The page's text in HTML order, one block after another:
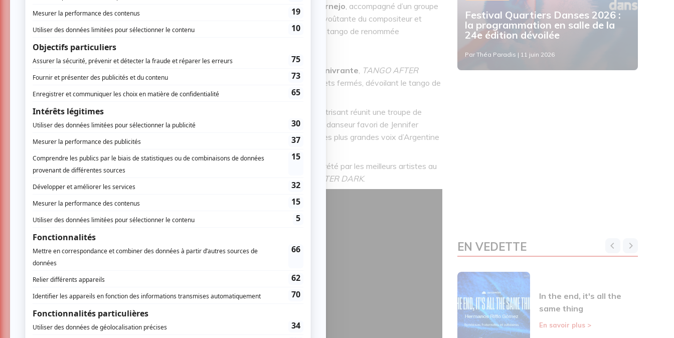
German Cornejo , accompagné d’un groupe
de neuf danseurs de tango de calibre mondial, s’unissent à la musique envoûtante du compositeur et
bandonéoniste légendaireAstor Piazzolla
, interprétée par un ensemble tango de renommée
internationale dans un spectacle spectaculaire en direct.
musique enivrante TANGO AFTER
DARK a conquis les publics londoniens avec des représentations à guichets fermés, dévoilant le tango de
Buenos Aires dans sa forme la plus pure.
À la fois sensuel et d’une élégance irrésistible, ce spectacle intime et électrisant réunit une troupe de
danseurs primés menés par le « Roi du Tango » (The Mail on Sunday) - le danseur favori de Jennifer
Lopez -
German Cornejo
, ainsi qu’une des plus grandes voix d’Argentine
✨ Ne manquez pas l’occasion d’admirer le véritable tango argentin interprété par les meilleurs artistes au
TANGO AFTER DARK.
Festival Quartiers Danses 2026 :
la programmation en salle de la
24e édition dévoilée
Par Théa Paradis | 11 juin 2026
EN VEDETTE
In the end, it's all the
same thing
En savoir plus >